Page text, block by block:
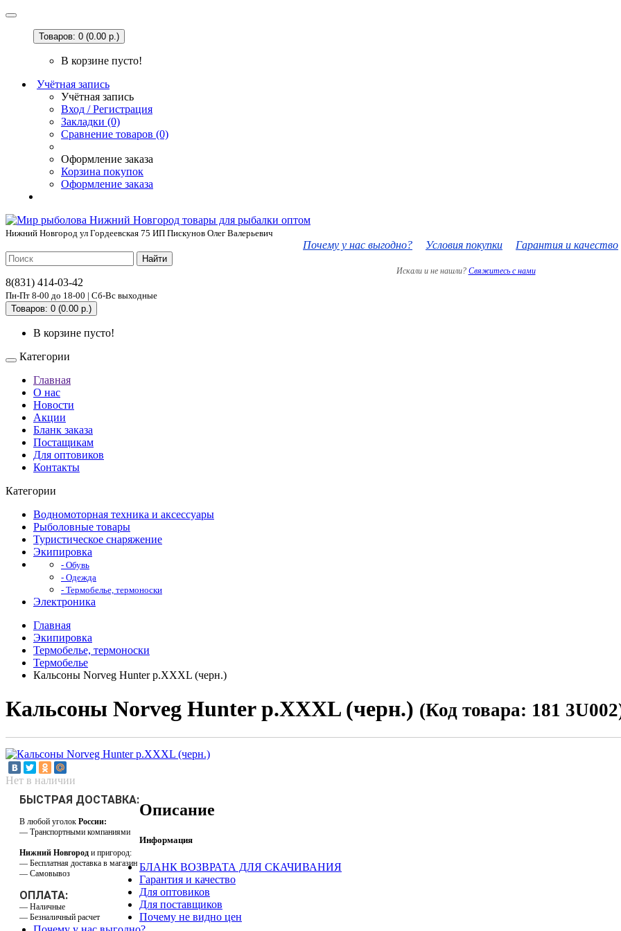
Товаров: 0 (0.00 р.)
В корзине пусто!
Учётная запись
Учётная запись
Вход / Регистрация
Закладки (0)
Сравнение товаров (0)
Оформление заказа
Корзина покупок
Оформление заказа
Нижний Новгород ул Гордеевская 75 ИП Пискунов Олег Валерьевич
Почему у нас выгодно? Условия покупки Гарантия и качество
Найти
Искали и не нашли? Свяжитесь с нами
8(831) 414-03-42
Пн-Пт 8-00 до 18-00 | Сб-Вс выходные
Товаров: 0 (0.00 р.)
В корзине пусто!
Категории
Главная
О нас
Новости
Акции
Бланк заказа
Постащикам
Для оптовиков
Контакты
Категории
Водномоторная техника и аксессуары
Рыболовные товары
Туристическое снаряжение
Экипировка
- Обувь
- Одежда
- Термобелье, термоноски
Электроника
Главная
Экипировка
Термобелье, термоноски
Термобелье
Кальсоны Norveg Hunter р.XXXL (черн.)
Кальсоны Norveg Hunter р.XXXL (черн.) (Код товара: 181
Нет в наличии
БЫСТРАЯ ДОСТАВКА:
В любой уголок России:
— Транспортными компаниями
Нижний Новгород и пригород:
— Бесплатная доставка в магазин
— Самовывоз
ОПЛАТА:
— Наличные
— Безналичный расчет
Описание
Информация
БЛАНК ВОЗВРАТА ДЛЯ СКАЧИВАНИЯ
Гарантия и качество
Для оптовиков
Для поставщиков
Почему не видно цен